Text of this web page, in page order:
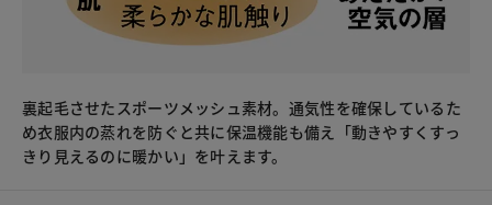
裏起毛させたスポーツメッシュ素材。通気性を確保しているた
め衣服内の蒸れを防ぐと共に保温機能も備え「動きやすくすっ
きり見えるのに暖かい」を叶えます。